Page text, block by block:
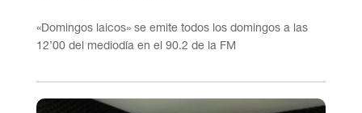
«Domingos laicos» se emite todos los domingos a las
12’00 del mediodía en el 90.2 de la FM